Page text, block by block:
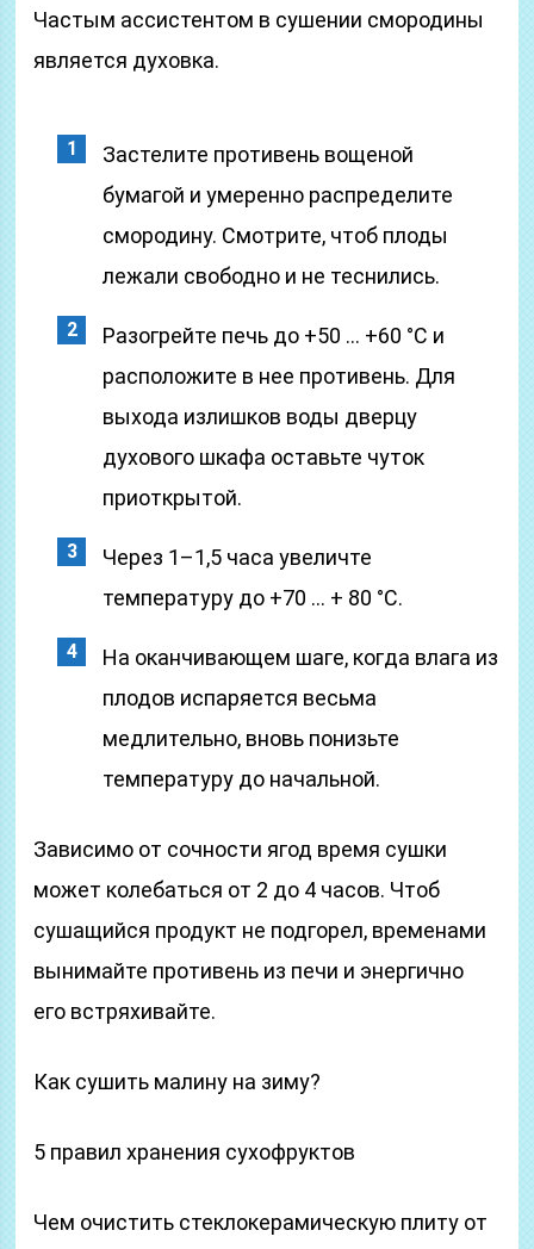
Частым ассистентом в сушении смородины
является духовка.
Застелите противень вощеной
бумагой и умеренно распределите
смородину. Смотрите, чтоб плоды
лежали свободно и не теснились.
Разогрейте печь до +50 … +60 °С и
расположите в нее противень. Для
выхода излишков воды дверцу
духового шкафа оставьте чуток
приоткрытой.
Через 1–1,5 часа увеличте
температуру до +70 … + 80 °С.
На оканчивающем шаге, когда влага из
плодов испаряется весьма
медлительно, вновь понизьте
температуру до начальной.
Зависимо от сочности ягод время сушки
может колебаться от 2 до 4 часов. Чтоб
сушащийся продукт не подгорел, временами
вынимайте противень из печи и энергично
его встряхивайте.
Как сушить малину на зиму?
5 правил хранения сухофруктов
Чем очистить стеклокерамическую плиту от